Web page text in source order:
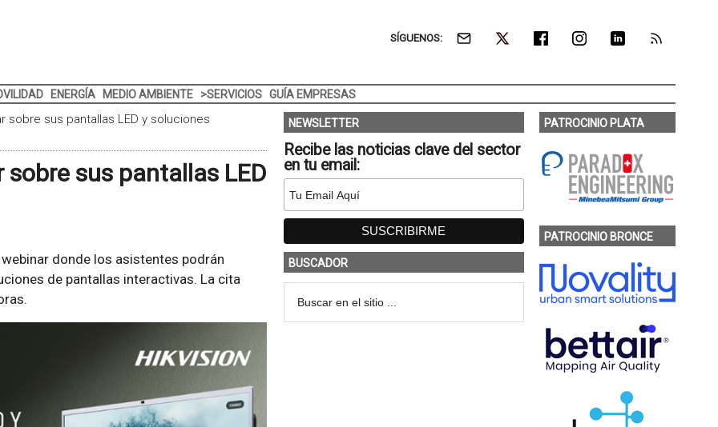
SÍGUENOS:
ENERGÍA MEDIO AMBIENTE >SERVICIOS GUÍA EMPRESAS
sobre sus pantallas LED y soluciones
sus pantallas LED
donde los asistentes podrán
de pantallas interactivas. La cita
NEWSLETTER
Recibe las noticias clave del sector
en tu email:
BUSCADOR
PATROCINIO PLATA
PATROCINIO BRONCE